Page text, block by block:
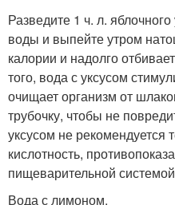
Разведите 1 ч. л.
воды и выпейте утром
калории и надолго
того, вода с уксусом
очищает организм от
трубочку, чтобы не
уксусом не рекомендуется
кислотность,
пищеварительной
Вода с лимоном.